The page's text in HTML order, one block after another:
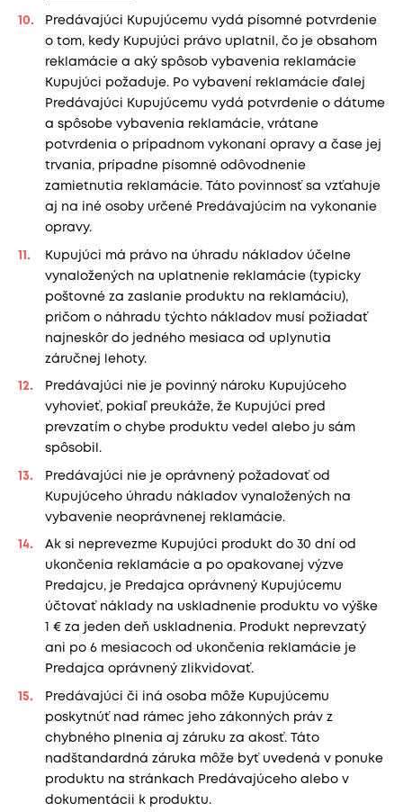
Predávajúci Kupujúcemu vydá písomné potvrdenie
o tom, kedy Kupujúci právo uplatnil, čo je obsahom
reklamácie a aký spôsob vybavenia reklamácie
Kupujúci požaduje. Po vybavení reklamácie ďalej
Predávajúci Kupujúcemu vydá potvrdenie o dátume
a spôsobe vybavenia reklamácie, vrátane
potvrdenia o prípadnom vykonaní opravy a čase jej
trvania, prípadne písomné odôvodnenie
zamietnutia reklamácie. Táto povinnosť sa vzťahuje
aj na iné osoby určené Predávajúcim na vykonanie
opravy.
Kupujúci má právo na úhradu nákladov účelne
vynaložených na uplatnenie reklamácie (typicky
poštovné za zaslanie produktu na reklamáciu),
pričom o náhradu týchto nákladov musí požiadať
najneskôr do jedného mesiaca od uplynutia
záručnej lehoty.
Predávajúci nie je povinný nároku Kupujúceho
vyhovieť, pokiaľ preukáže, že Kupujúci pred
prevzatím o chybe produktu vedel alebo ju sám
spôsobil.
Predávajúci nie je oprávnený požadovať od
Kupujúceho úhradu nákladov vynaložených na
vybavenie neoprávnenej reklamácie.
Ak si neprevezme Kupujúci produkt do 30 dní od
ukončenia reklamácie a po opakovanej výzve
Predajcu, je Predajca oprávnený Kupujúcemu
účtovať náklady na uskladnenie produktu vo výške
1 € za jeden deň uskladnenia. Produkt neprevzatý
ani po 6 mesiacoch od ukončenia reklamácie je
Predajca oprávnený zlikvidovať.
Predávajúci či iná osoba môže Kupujúcemu
poskytnúť nad rámec jeho zákonných práv z
chybného plnenia aj záruku za akosť. Táto
nadštandardná záruka môže byť uvedená v ponuke
produktu na stránkach Predávajúceho alebo v
dokumentácii k produktu.